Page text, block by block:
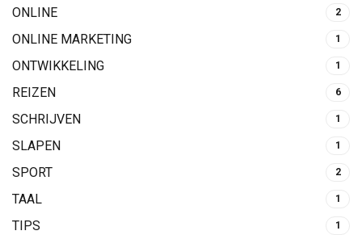
ONLINE 2
ONLINE MARKETING 1
ONTWIKKELING 1
REIZEN 6
SCHRIJVEN 1
SLAPEN 1
SPORT 2
TAAL 1
TIPS 1